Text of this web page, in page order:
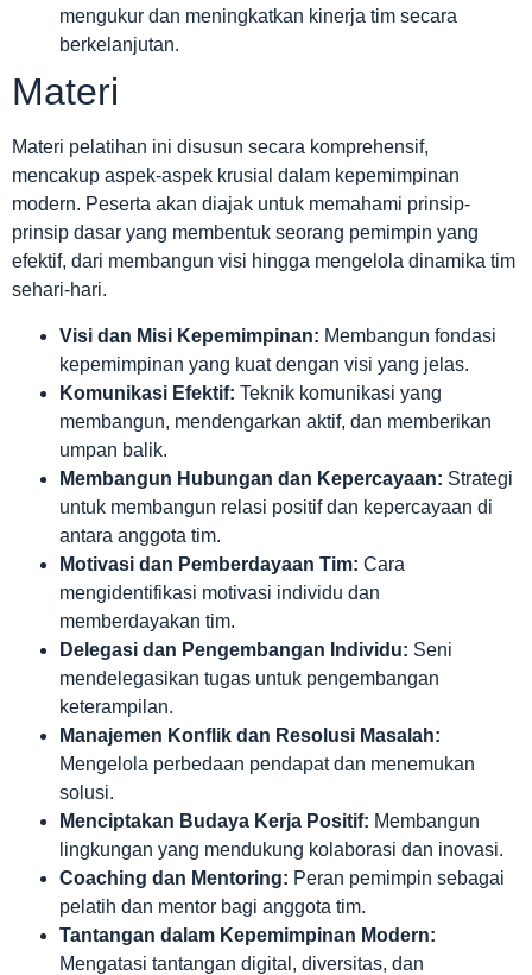
mengukur dan meningkatkan kinerja tim secara
berkelanjutan.
Materi
Materi pelatihan ini disusun secara komprehensif,
mencakup aspek-aspek krusial dalam kepemimpinan
modern. Peserta akan diajak untuk memahami prinsip-
prinsip dasar yang membentuk seorang pemimpin yang
efektif, dari membangun visi hingga mengelola dinamika tim
sehari-hari.
Visi dan Misi Kepemimpinan: Membangun fondasi
kepemimpinan yang kuat dengan visi yang jelas.
Komunikasi Efektif: Teknik komunikasi yang
membangun, mendengarkan aktif, dan memberikan
umpan balik.
Membangun Hubungan dan Kepercayaan: Strategi
untuk membangun relasi positif dan kepercayaan di
antara anggota tim.
Motivasi dan Pemberdayaan Tim: Cara
mengidentifikasi motivasi individu dan
memberdayakan tim.
Delegasi dan Pengembangan Individu: Seni
mendelegasikan tugas untuk pengembangan
keterampilan.
Manajemen Konflik dan Resolusi Masalah:
Mengelola perbedaan pendapat dan menemukan
solusi.
Menciptakan Budaya Kerja Positif: Membangun
lingkungan yang mendukung kolaborasi dan inovasi.
Coaching dan Mentoring: Peran pemimpin sebagai
pelatih dan mentor bagi anggota tim.
Tantangan dalam Kepemimpinan Modern:
Mengatasi tantangan digital, diversitas, dan